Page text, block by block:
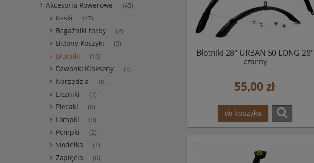
Akcesoria Rowerowe (45)
Kaski (17)
Bagażniki torby (2)
Bidony Koszyki (5)
Błotniki (10)
Dzwonki Klaksony (2)
Narzędzia (0)
Liczniki (1)
Plecaki (0)
Lampki (3)
Pompki (2)
Siodełka (1)
Zapięcia (0)
Błotniki 28" URBAN 50 LONG 28"
czarny
55,00 zł
do koszyka